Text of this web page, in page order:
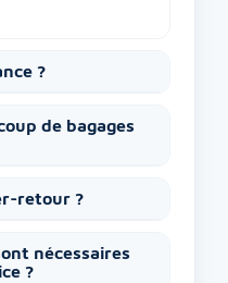
?
de bagages
retour ?
nécessaires
?